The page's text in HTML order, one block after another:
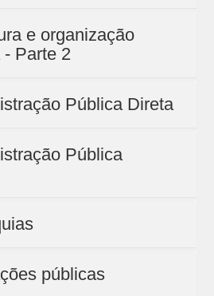
e organização
Parte 2
Pública Direta
Pública
públicas